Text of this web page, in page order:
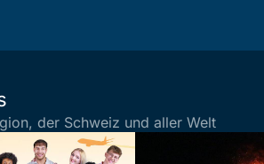
der Schweiz und aller Welt